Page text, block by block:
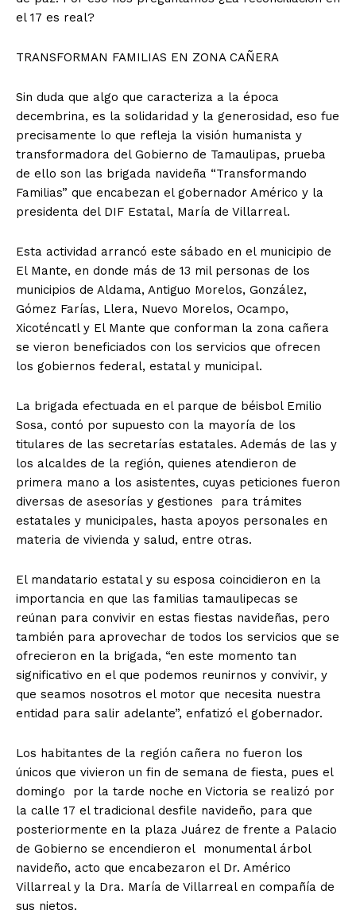
el 17 es real?
TRANSFORMAN FAMILIAS EN ZONA CAÑERA
Sin duda que algo que caracteriza a la época
decembrina, es la solidaridad y la generosidad, eso fue
precisamente lo que refleja la visión humanista y
transformadora del Gobierno de Tamaulipas, prueba
de ello son las brigada navideña “Transformando
Familias” que encabezan el gobernador Américo y la
presidenta del DIF Estatal, María de Villarreal.
Esta actividad arrancó este sábado en el municipio de
El Mante, en donde más de 13 mil personas de los
municipios de Aldama, Antiguo Morelos, González,
Gómez Farías, Llera, Nuevo Morelos, Ocampo,
Xicoténcatl y El Mante que conforman la zona cañera
se vieron beneficiados con los servicios que ofrecen
los gobiernos federal, estatal y municipal.
La brigada efectuada en el parque de béisbol Emilio
Sosa, contó por supuesto con la mayoría de los
titulares de las secretarías estatales. Además de las y
los alcaldes de la región, quienes atendieron de
primera mano a los asistentes, cuyas peticiones fueron
diversas de asesorías y gestiones para trámites
estatales y municipales, hasta apoyos personales en
materia de vivienda y salud, entre otras.
El mandatario estatal y su esposa coincidieron en la
importancia en que las familias tamaulipecas se
reúnan para convivir en estas fiestas navideñas, pero
también para aprovechar de todos los servicios que se
ofrecieron en la brigada, “en este momento tan
significativo en el que podemos reunirnos y convivir, y
que seamos nosotros el motor que necesita nuestra
entidad para salir adelante”, enfatizó el gobernador.
Los habitantes de la región cañera no fueron los
únicos que vivieron un fin de semana de fiesta, pues el
domingo por la tarde noche en Victoria se realizó por
la calle 17 el tradicional desfile navideño, para que
posteriormente en la plaza Juárez de frente a Palacio
de Gobierno se encendieron el monumental árbol
navideño, acto que encabezaron el Dr. Américo
Villarreal y la Dra. María de Villarreal en compañía de
sus nietos.